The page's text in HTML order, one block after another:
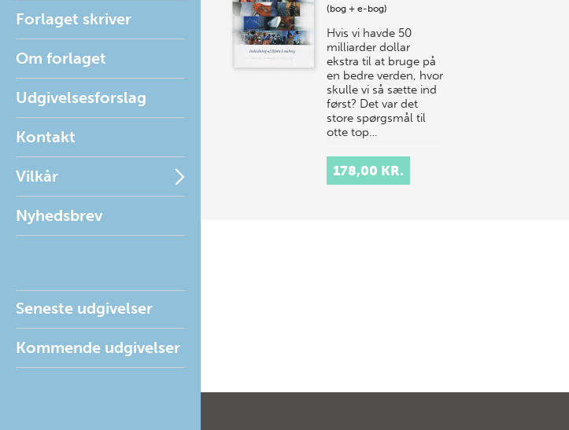
Forlaget skriver
Om forlaget
Udgivelsesforslag
Kontakt
Vilkår
Nyhedsbrev
Seneste udgivelser
Kommende udgivelser
(bog + e-bog)
Hvis vi havde 50
milliarder dollar
ekstra til at bruge på
en bedre verden, hvor
skulle vi så sætte ind
først? Det var det
store spørgsmål til
otte top…
178,00 KR.